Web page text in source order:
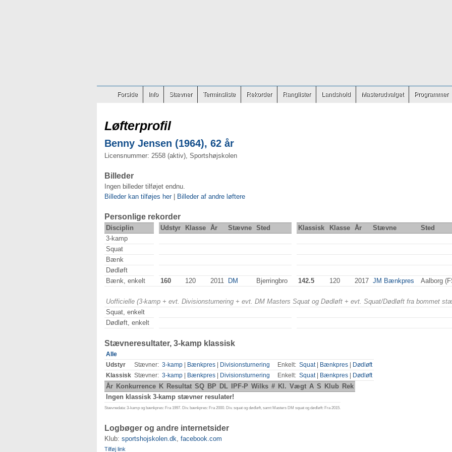
Forside Info Stævner Terminsliste Rekorder Ranglister Landshold Masterudvalget Programmer
Løfterprofil
Benny Jensen (1964), 62 år
Licensnummer: 2558 (aktiv), Sportshøjskolen
Billeder
Ingen billeder tilføjet endnu.
Billeder kan tilføjes her| Billeder af andre løftere
Personlige rekorder
Disciplin Udstyr Klasse År Stævne Sted Klassisk Klasse År Stævne
Sted
3-kamp
Squat
Bænk
Dødløft
Bænk, enkelt
160 120 2011 DM Bjerringbro 142.5 120 2017 JM Bænkpres Aalborg
Uofficielle (3-kamp + evt. Divisionsturnering + evt. DM Masters Squat og Dødløft + evt. Squat/Dødløft fra bommet
Squat, enkelt
Dødløft, enkelt
Stævneresultater, 3-kamp klassisk
Alle
Udstyr
Stævner: 3-kamp Bænkpres Divisionsturnering Enkelt: Squat| Bænkpres
Dødløft
Klassisk Stævner: 3-kamp Bænkpres Divisionsturnering Enkelt: Squat| Bænkpres Dødløft
År Konkurrence K Resultat SQ BP DL IPF-P Wilks # Kl. Vægt A S Klub Rek
Ingen klassisk 3-kamp stævner resulater!
Stævnedata: 3-kamp og bænkpres: Fra 1997. Div. bænkpres: Fra 2000. Div. squat og dødløft, samt Masters DM squat og dødløft: Fra 2015.
Logbøger og andre internetsider
Klub: sportshojskolen.dk, facebook.com
Tilføj link